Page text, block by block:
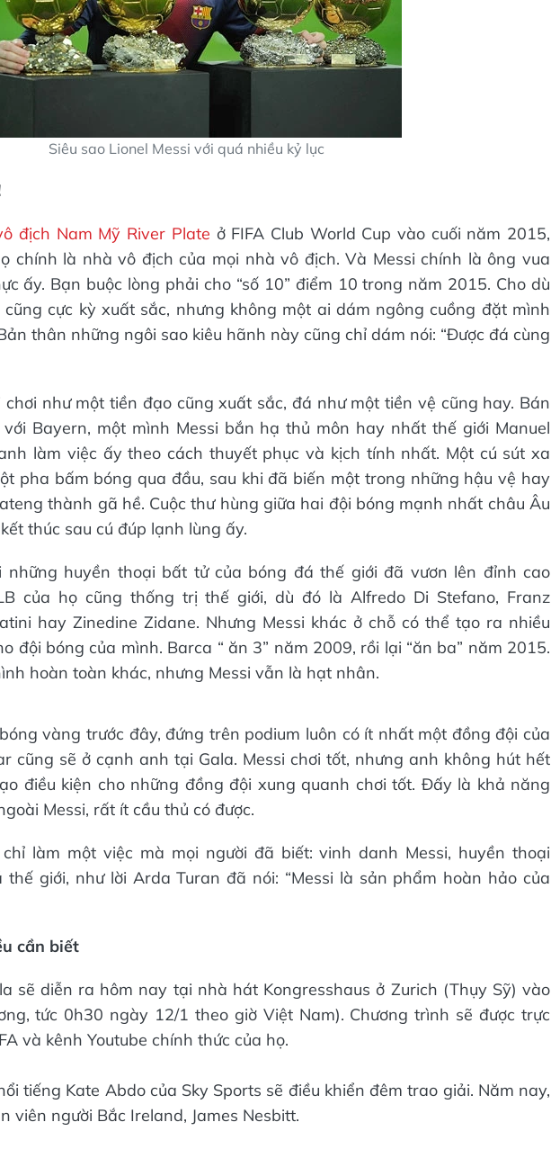
Siêu sao Lionel Messi với quá nhiều kỷ lục
địch Nam Mỹ River Plate ở FIFA Club World Cup vào cuối năm 2015,
chính là nhà vô địch của mọi nhà vô địch. Và Messi chính là ông vua
ấy. Bạn buộc lòng phải cho “số 10” điểm 10 trong năm 2015. Cho dù
cũng cực kỳ xuất sắc, nhưng không một ai dám ngông cuồng đặt mình
thân những ngôi sao kiêu hãnh này cũng chỉ dám nói: “Được đá cùng
như một tiền đạo cũng xuất sắc, đá như một tiền vệ cũng hay. Bán
với Bayern, một mình Messi bắn hạ thủ môn hay nhất thế giới Manuel
làm việc ấy theo cách thuyết phục và kịch tính nhất. Một cú sút xa
pha bấm bóng qua đầu, sau khi đã biến một trong những hậu vệ hay
thành gã hề. Cuộc thư hùng giữa hai đội bóng mạnh nhất châu Âu
thúc sau cú đúp lạnh lùng ấy.
những huyền thoại bất tử của bóng đá thế giới đã vươn lên đỉnh cao
của họ cũng thống trị thế giới, dù đó là Alfredo Di Stefano, Franz
hay Zinedine Zidane. Nhưng Messi khác ở chỗ có thể tạo ra nhiều
đội bóng của mình. Barca “ ăn 3” năm 2009, rồi lại “ăn ba” năm 2015.
hoàn toàn khác, nhưng Messi vẫn là hạt nhân.
vàng trước đây, đứng trên podium luôn có ít nhất một đồng đội của
cũng sẽ ở cạnh anh tại Gala. Messi chơi tốt, nhưng anh không hút hết
điều kiện cho những đồng đội xung quanh chơi tốt. Đấy là khả năng
Messi, rất ít cầu thủ có được.
làm một việc mà mọi người đã biết: vinh danh Messi, huyền thoại
giới, như lời Arda Turan đã nói: “Messi là sản phẩm hoàn hảo của
cần biết
sẽ diễn ra hôm nay tại nhà hát Kongresshaus ở Zurich (Thụy Sỹ) vào
tức 0h30 ngày 12/1 theo giờ Việt Nam). Chương trình sẽ được trực
và kênh Youtube chính thức của họ.
tiếng Kate Abdo của Sky Sports sẽ điều khiển đêm trao giải. Năm nay,
viên người Bắc Ireland, James Nesbitt.